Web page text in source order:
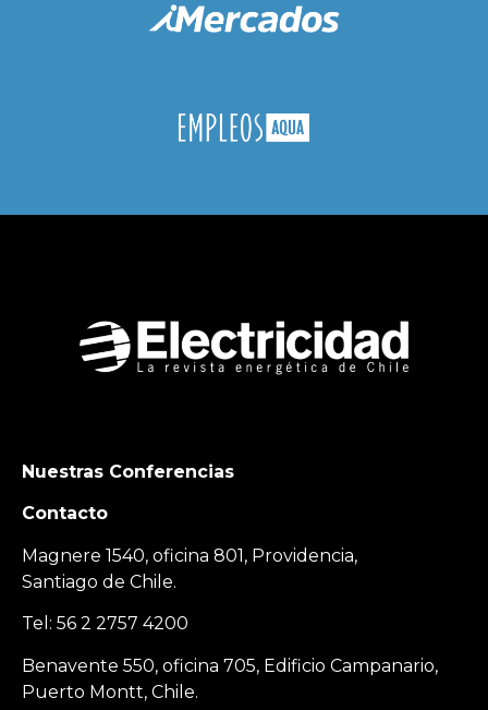
Nuestras Conferencias
Contacto
Magnere 1540, oficina 801, Providencia,
Santiago de Chile.
Tel: 56 2 2757 4200
Benavente 550, oficina 705, Edificio Campanario,
Puerto Montt, Chile.